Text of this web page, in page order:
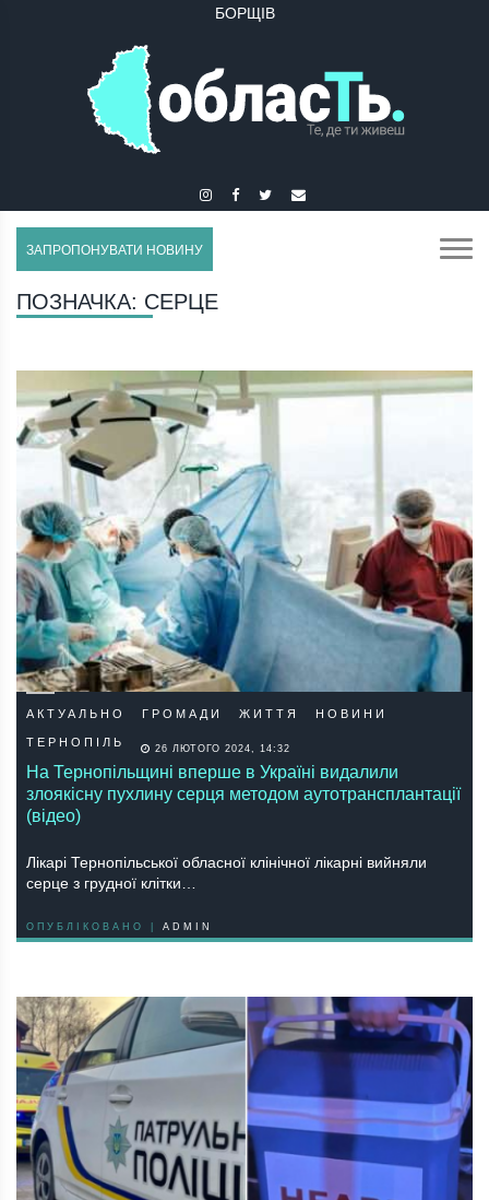
БОРЩІВ
ЗАПРОПОНУВАТИ НОВИНУ
ПОЗНАЧКА: СЕРЦЕ
АКТУАЛЬНО ГРОМАДИ ЖИТТЯ НОВИНИ
ТЕРНОПІЛЬ 26 ЛЮТОГО 2024, 14:32
На Тернопільщині вперше в Україні видалили
злоякісну пухлину серця методом аутотрансплантації
(відео)
Лікарі Тернопільської обласної клінічної лікарні вийняли
серце з грудної клітки…
ОПУБЛІКОВАНО | ADMIN